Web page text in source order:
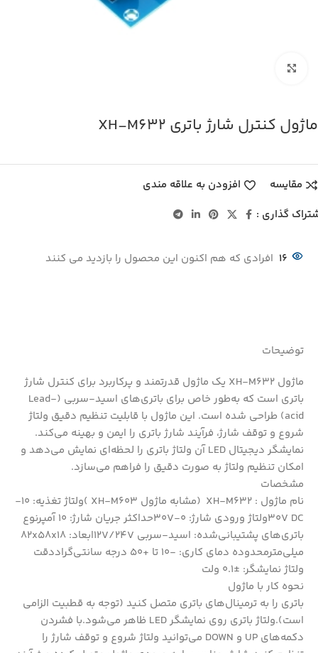
ماژول کنترل شارژ باتری XH-M632
مقایسه
افزودن به علاقه مندی
گذاری :
16 افرادی که هم اکنون این محصول را بازدید می کنند
توضیحات
ماژول XH-M632 یک ماژول قدرتمند و پرکاربرد برای کنترل شارژ
باتری است که به‌طور خاص برای باتری‌های اسید-سربی (Lead-
acid) طراحی شده است. این ماژول با قابلیت تنظیم دقیق ولتاژ
شروع و توقف شارژ، فرآیند شارژ باتری را ایمن و بهینه می‌کند.
نمایشگر دیجیتال LED آن ولتاژ باتری را لحظه‌ای نمایش می‌دهد و
امکان تنظیم ولتاژ به صورت دقیق را فراهم می‌سازد.
مشخصات
نام ماژول : XH-M632 (مشابه ماژول XH-M603 )ولتاژ تغذیه: 10-
30V DCولتاژ ورودی شارژ: 0-30Vحداکثر جریان شارژ: 10 آمپرنوع
باتری‌های پشتیبانی‌شده: اسید-سربی 12V/24Vابعاد: 82x58x18
میلی‌مترمحدوده دمای کاری: -10 تا +50 درجه سانتی‌گراددقت
ولتاژ نمایشگر: ±0.1 ولت
نحوه کار با ماژول
باتری را به ترمینال‌های باتری متصل کنید (توجه به قطبیت الزامی
است).ولتاژ باتری روی نمایشگر LED ظاهر می‌شود.با فشردن
دکمه‌های UP و DOWN می‌توانید ولتاژ شروع و توقف شارژ را